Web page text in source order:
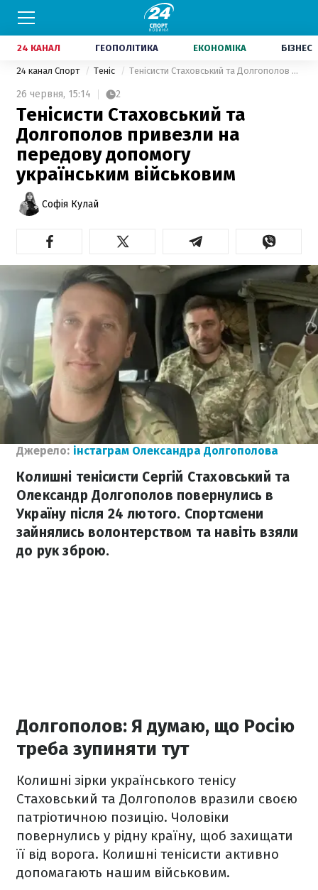
24 КАНАЛ ГЕОПОЛІТИКА ЕКОНОМІКА БІЗНЕС
24 канал Спорт Теніс Тенісисти Стаховський та Долгополов привезли на передову допомогу українським військовим
26 червня, 15:14 2
Тенісисти Стаховський та
Долгополов привезли на
передову допомогу
українським військовим
Софія Кулай
Джерело: інстаграм Олександра Долгополова
Колишні тенісисти Сергій Стаховський та
Олександр Долгополов повернулись в
Україну після 24 лютого. Спортсмени
зайнялись волонтерством та навіть взяли
до рук зброю.
Долгополов: Я думаю, що Росію
треба зупиняти тут
Колишні зірки українського тенісу
Стаховський та Долгополов вразили своєю
патріотичною позицію. Чоловіки
повернулись у рідну країну, щоб захищати
її від ворога. Колишні тенісисти активно
допомагають нашим військовим.